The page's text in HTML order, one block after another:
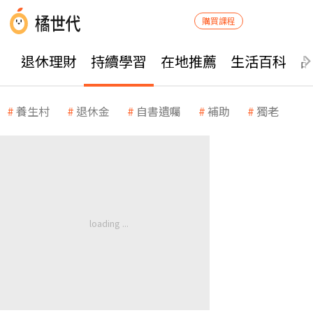
購買課程
退休理財 持續學習 在地推薦 生活百科
養生村 退休金 自書遺囑 補助 獨老